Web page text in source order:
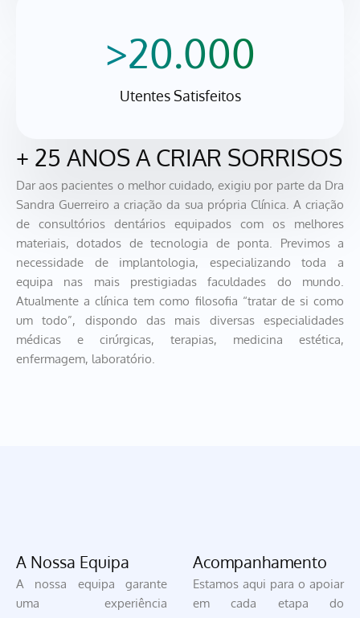
>20.000
Utentes Satisfeitos
+ 25 ANOS A CRIAR SORRISOS
Dar aos pacientes o melhor cuidado, exigiu por parte da Dra
Sandra Guerreiro a criação da sua própria Clínica. A criação
de consultórios dentários equipados com os melhores
materiais, dotados de tecnologia de ponta. Previmos a
necessidade de implantologia, especializando toda a
equipa nas mais prestigiadas faculdades do mundo.
Atualmente a clínica tem como filosofia “tratar de si como
um todo”, dispondo das mais diversas especialidades
médicas e cirúrgicas, terapias, medicina estética,
enfermagem, laboratório.
A Nossa Equipa
A nossa equipa garante
uma experiência
Acompanhamento
Estamos aqui para o apoiar
em cada etapa do